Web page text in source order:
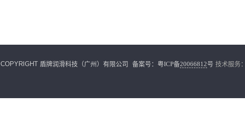
COPYRIGHT 盾牌润滑科技（广州）有限公司 备案号： 粤ICP备20066812号 技术服务：